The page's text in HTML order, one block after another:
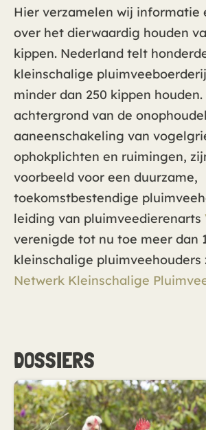
Hier verzamelen wij informatie
over het dierwaardig houden
kippen. Nederland telt
kleinschalige
minder dan 250 kippen houden.
achtergrond van de
aaneenschakeling van
ophokplichten en ruimingen,
voorbeeld voor een duurzame,
toekomstbestendige
leiding van pluimveedierenarts
verenigde tot nu toe meer dan
kleinschalige pluimveehouders
Netwerk Kleinschalige
DOSSIERS